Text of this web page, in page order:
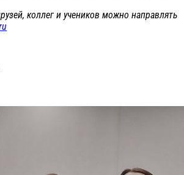
коллег и учеников можно направлять